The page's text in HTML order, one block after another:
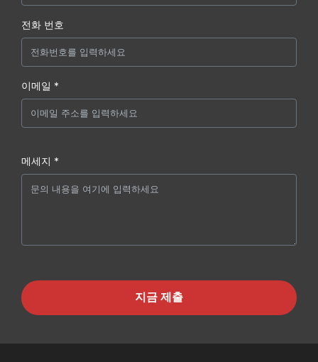
전화 번호
이메일 *
메세지 *
지금 제출